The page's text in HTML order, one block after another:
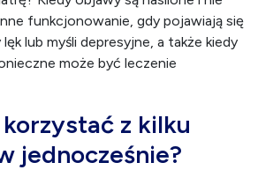
funkcjonowanie, gdy pojawiają się
lub myśli depresyjne, a także kiedy
może być leczenie
z kilku
jednocześnie?